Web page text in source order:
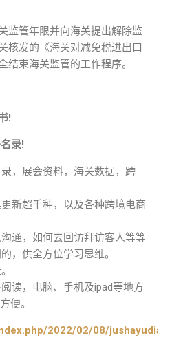
监管年限并向海关提出解除监
核发的《海关对减免税进出口
结束海关监管的工作程序。
!
录!
，展会资料，海关数据，跨
新超千种，以及各种跨境电商
通，如何去回访拜访客人等等
，供全方位学习思维。
读，电脑、手机及ipad等地方
便。
2022/02/08/